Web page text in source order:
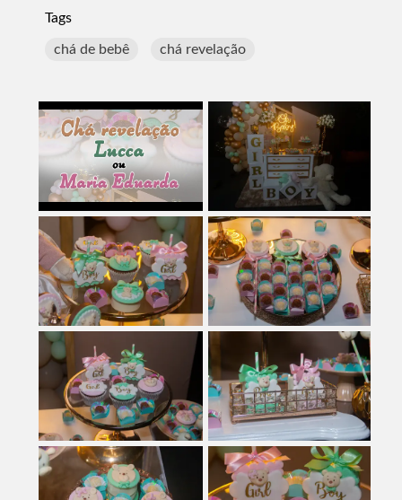
Tags
chá de bebê chá revelação